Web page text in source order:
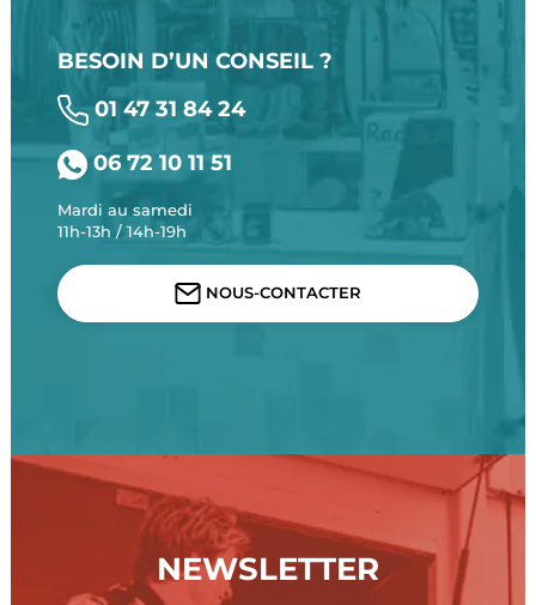
BESOIN D’UN CONSEIL ?
01 47 31 84 24
06 72 10 11 51
Mardi au samedi
11h-13h / 14h-19h
NOUS-CONTACTER
NEWSLETTER